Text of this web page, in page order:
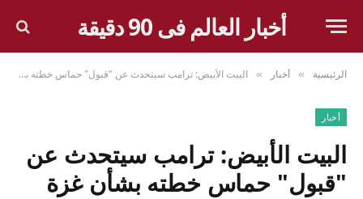
أخبار العالم فى 90 دقيقة
الرئيسية » أخبار » البيت الأبيض: ترامب سيتحدث عن "قبول" حماس خطته بشأن غزة
أخبار
البيت الأبيض: ترامب سيتحدث عن
"قبول" حماس خطته بشأن غزة